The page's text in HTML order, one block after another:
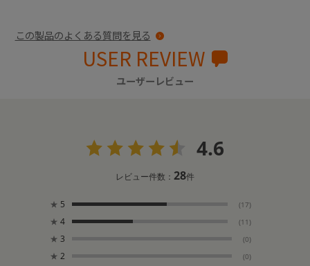
この製品のよくある質問を見る
USER REVIEW
ユーザーレビュー
4.6
レビュー件数： 28件
★ 5 (17)
★ 4 (11)
★ 3 (0)
★ 2 (0)